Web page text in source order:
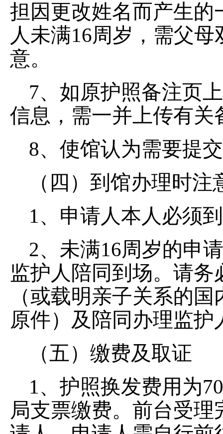
担因更改姓名而产生
人未满16周岁，需父
意。
7、如原护照备注页
信息，需一并上传有关
8、使馆认为需要提
（四）到馆办理时注
1、申请人本人必须
2、未满16周岁的申
监护人陪同到场。请
（或载明亲子关系的
原件）及陪同办理监护
（五）缴费及取证
1、护照换发费用为
局支票缴费。前台受